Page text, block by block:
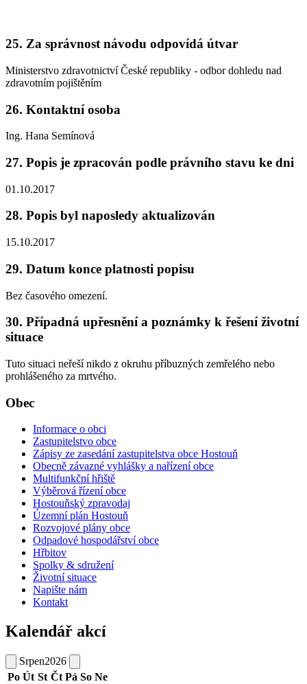
25. Za správnost návodu odpovídá útvar
Ministerstvo zdravotnictví České republiky - odbor dohledu nad
zdravotním pojištěním
26. Kontaktní osoba
Ing. Hana Semínová
27. Popis je zpracován podle právního stavu ke dni
01.10.2017
28. Popis byl naposledy aktualizován
15.10.2017
29. Datum konce platnosti popisu
Bez časového omezení.
30. Případná upřesnění a poznámky k řešení životní
situace
Tuto situaci neřeší nikdo z okruhu příbuzných zemřelého nebo
prohlášeného za mrtvého.
Obec
Informace o obci
Zastupitelstvo obce
Zápisy ze zasedání zastupitelstva obce Hostouň
Obecně závazné vyhlášky a nařízení obce
Multifunkční hřiště
Výběrová řízení obce
Hostouňský zpravodaj
Územní plán Hostouň
Rozvojové plány obce
Odpadové hospodářství obce
Hřbitov
Spolky & sdružení
Životní situace
Napište nám
Kontakt
Kalendář akcí
Srpen2026
Po Út St Čt Pá So Ne